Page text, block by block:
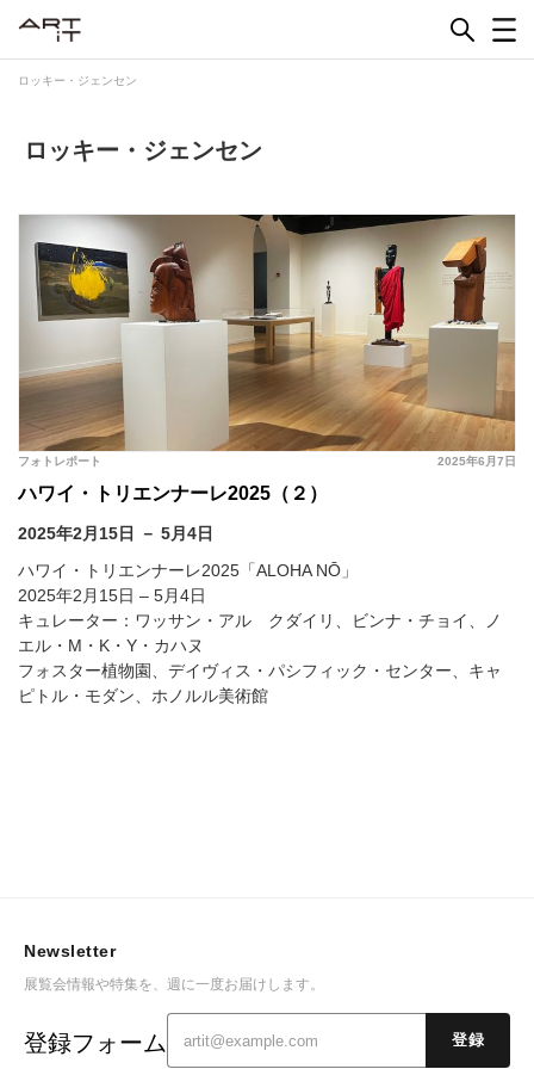
ロッキー・ジェンセン
ロッキー・ジェンセン
2025年6月7日
フォトレポート
ハワイ・トリエンナーレ2025（２）
2025年2月15日 － 5月4日
ハワイ・トリエンナーレ2025「ALOHA NŌ」
2025年2月15日 – 5月4日
キュレーター：ワッサン・アル゠クダイリ、ビンナ・チョイ、ノ
エル・M・K・Y・カハヌ
フォスター植物園、デイヴィス・パシフィック・センター、キャ
ピトル・モダン、ホノルル美術館
Newsletter
展覧会情報や特集を、週に一度お届けします。
登録フォーム 登録